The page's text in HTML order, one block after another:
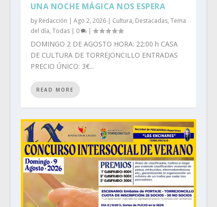
UNA NOCHE MÁGICA NOS ESPERA
by Redacción | Ago 2, 2026| Cultura, Destacadas, Tema
del día, Todas| 0 |
DOMINGO 2 DE AGOSTO HORA: 22:00 h CASA
DE CULTURA DE TORREJONCILLO ENTRADAS
PRECIO ÚNICO: 3€...
READ MORE